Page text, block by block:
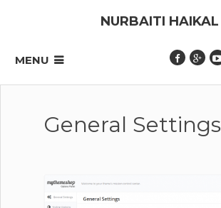
NURBAITI HAIKAL
MENU
General Settings